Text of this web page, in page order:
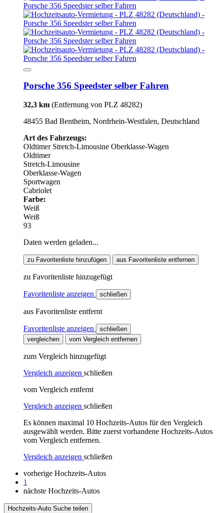
Porsche 356 Speedster selber Fahren
32,3 km (Entfernung von PLZ 48282)
48455 Bad Bentheim, Nordrhein-Westfalen, Deutschland
Art des Fahrzeugs:
Oldtimer Stretch-Limousine Oberklasse-Wagen
Oldtimer
Stretch-Limousine
Oberklasse-Wagen
Sportwagen
Cabriolet
Farbe:
Weiß
Weiß
93
Daten werden geladen...
zu Favoritenliste hinzufügen aus Favoritenliste entfernen
zu Favoritenliste hinzugefügt
Favoritenliste anzeigen schließen
aus Favoritenliste entfernt
Favoritenliste anzeigen
schließen
vergleichen
vom Vergleich entfernen
zum Vergleich hinzugefügt
Vergleich anzeigen schließen
vom Vergleich entfernt
Vergleich anzeigen schließen
Es können maximal 10 Hochzeits-Autos für den Vergleich
ausgewählt werden. Bitte zuerst vorhandene Hochzeits-Autos
vom Vergleich entfernen.
Vergleich anzeigen schließen
vorherige Hochzeits-Autos
1
nächste Hochzeits-Autos
Hochzeits-Auto Suche teilen